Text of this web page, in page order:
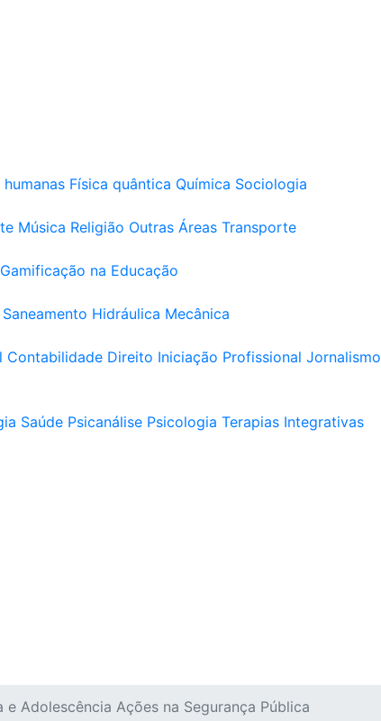
Física quântica Química Sociologia
Música Religião Outras Áreas Transporte
na Educação
Saneamento Hidráulica Mecânica
Contabilidade Direito Iniciação Profissional Jornalismo
Saúde Psicanálise Psicologia Terapias Integrativas
Adolescência Ações na Segurança Pública